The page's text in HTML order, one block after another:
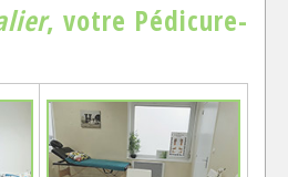
, votre Pédicure-